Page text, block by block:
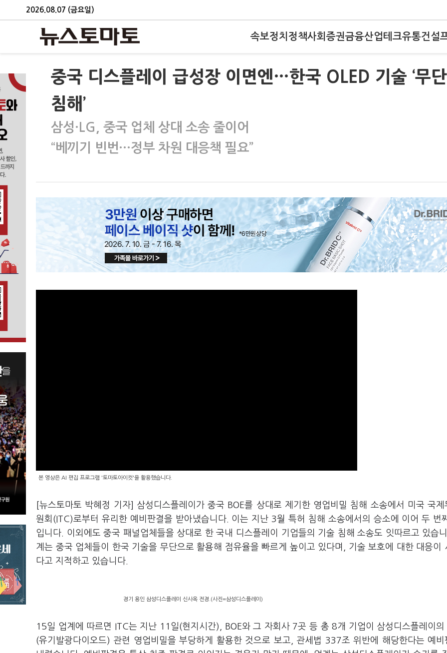
2026.08.07 (금요일)
속보정치 정책사회 증권금융산업테크유통건설
중국 디스플레이 급성장 이면엔…한국 OLED 기술 ‘무단
침해’
삼성·LG, 중국 업체 상대 소송 줄이어
“베끼기 빈번…정부 차원 대응책 필요”
본 영상은 AI 편집 프로그램 '토마토아이컷'을 활용했습니다.
[뉴스토마토 박혜정 기자] 삼성디스플레이가 중국 BOE를 상대로 제기한 영업비밀 침해 소송에서 미국 국제
원회(ITC)로부터 유리한 예비판결을 받아냈습니다. 이는 지난 3월 특허 침해 소송에서의 승소에 이어 두 번
입니다. 이외에도 중국 패널업체들을 상대로 한 국내 디스플레이 기업들의 기술 침해 소송도 잇따르고 있습
계는 중국 업체들이 한국 기술을 무단으로 활용해 점유율을 빠르게 높이고 있다며, 기술 보호에 대한 대응이
다고 지적하고 있습니다.
경기 용인 삼성디스플레이 신사옥 전경.(사진=삼성디스플레이)
15일 업계에 따르면 ITC는 지난 11일(현지시간), BOE와 그 자회사 7곳 등 총 8개 기업이 삼성디스플레이의
(유기발광다이오드) 관련 영업비밀을 부당하게 활용한 것으로 보고, 관세법 337조 위반에 해당한다는 예비